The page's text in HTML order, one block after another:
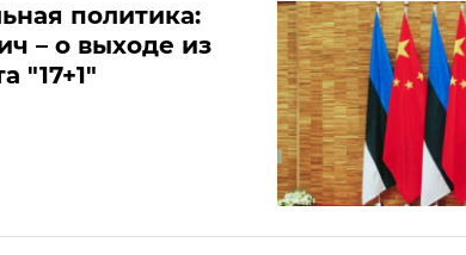
политика:
– о выходе из
"17+1"